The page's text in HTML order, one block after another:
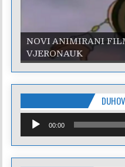
NOVI ANIMIRANI
VJERONAUK
Reproduktor
audiozapisa
00:00